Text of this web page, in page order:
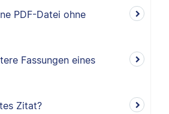
PDF-Datei ohne
Fassungen eines
Zitat?